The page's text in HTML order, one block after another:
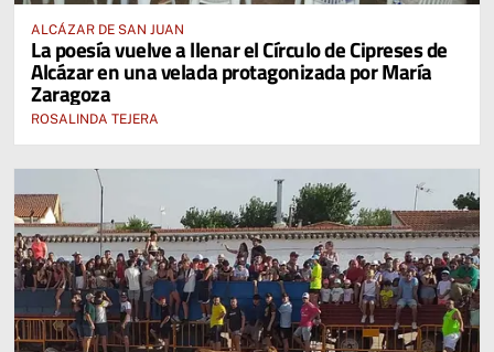
ALCÁZAR DE SAN JUAN
La poesía vuelve a llenar el Círculo de Cipreses de
Alcázar en una velada protagonizada por María
Zaragoza
ROSALINDA TEJERA